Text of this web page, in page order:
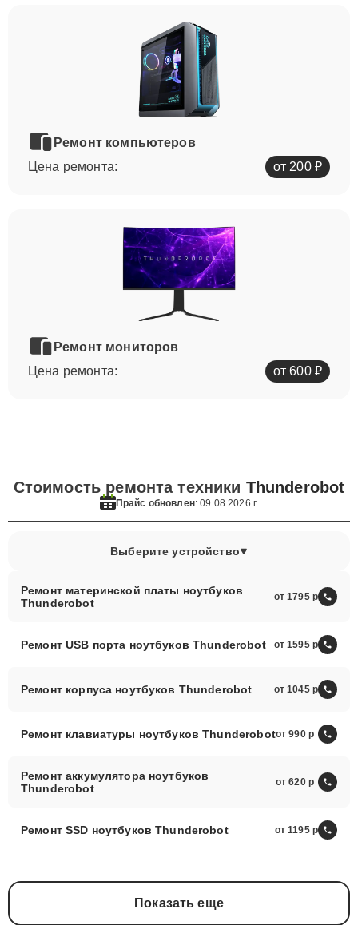
Ремонт компьютеров
Цена ремонта:
от 200 ₽
Ремонт мониторов
Цена ремонта:
от 600 ₽
Стоимость ремонта техники Thunderobot
Прайс обновлен: 09.08.2026 г.
Выберите устройство
Ремонт материнской платы ноутбуков
Thunderobot
от 1795
Ремонт USB порта ноутбуков Thunderobot от 1595
Ремонт корпуса ноутбуков Thunderobot от 1045
Ремонт клавиатуры ноутбуков Thunderobotот 990
Ремонт аккумулятора ноутбуков
Thunderobot
от 620
Ремонт SSD ноутбуков Thunderobot от 1195
Показать еще